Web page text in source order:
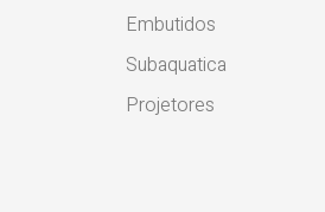
Embutidos
Subaquatica
Projetores